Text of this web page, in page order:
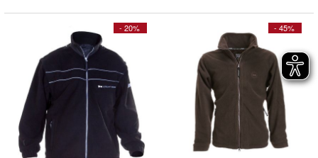
- 20% - 45%